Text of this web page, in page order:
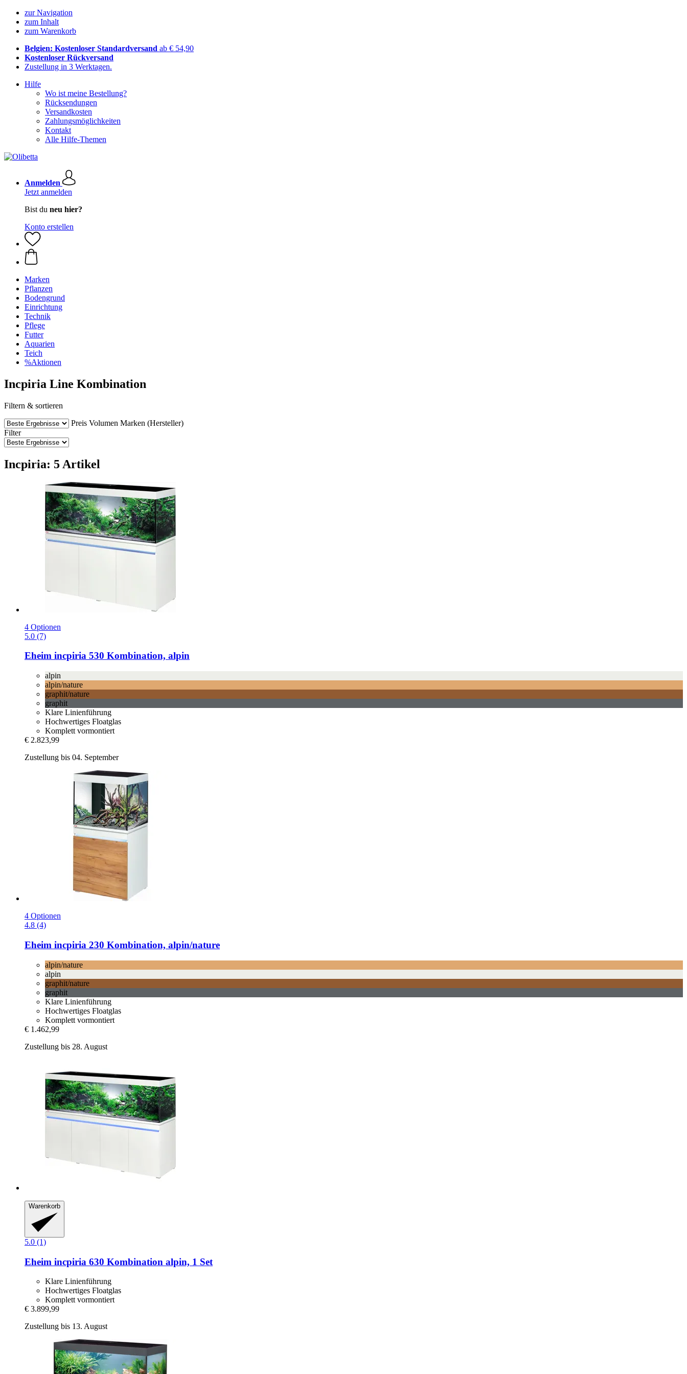
zur Navigation
zum Inhalt
zum Warenkorb
Belgien: Kostenloser Standardversand ab € 54,90
Kostenloser Rückversand
Zustellung in 3 Werktagen.
Hilfe
Wo ist meine Bestellung?
Rücksendungen
Versandkosten
Zahlungsmöglichkeiten
Kontakt
Alle Hilfe-Themen
Anmelden
Jetzt anmelden
Bist du neu hier?
Konto erstellen
Marken
Pflanzen
Bodengrund
Einrichtung
Technik
Pflege
Futter
Aquarien
Teich
%Aktionen
Incpiria Line Kombination
Filtern & sortieren
Preis Volumen Marken (Hersteller)
Filter
Incpiria: 5 Artikel
4 Optionen
5.0 (7)
Eheim incpiria 530 Kombination, alpin
alpin
alpin/nature
graphit/nature
graphit
Klare Linienführung
Hochwertiges Floatglas
Komplett vormontiert
€ 2.823,99
Zustellung bis 04. September
4 Optionen
4.8 (4)
Eheim incpiria 230 Kombination, alpin/nature
alpin/nature
alpin
graphit/nature
graphit
Klare Linienführung
Hochwertiges Floatglas
Komplett vormontiert
€ 1.462,99
Zustellung bis 28. August
Warenkorb
5.0 (1)
Eheim incpiria 630 Kombination alpin, 1 Set
Klare Linienführung
Hochwertiges Floatglas
Komplett vormontiert
€ 3.899,99
Zustellung bis 13. August